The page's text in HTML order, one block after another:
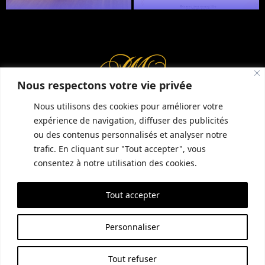
Nous respectons votre vie privée
Nous utilisons des cookies pour améliorer votre
expérience de navigation, diffuser des publicités
ou des contenus personnalisés et analyser notre
trafic. En cliquant sur "Tout accepter", vous
consentez à notre utilisation des cookies.
Personnaliser
Tout refuser
Tout accepter
INFORMATIONS COMPLÉMENTAIRES GUIDE LOCAL
MENTIONS LÉGALES
CONDITIONS GÉNÉRALES DE VENTE (CGV)
POLITIQUE DE CONFIDENTIALITÉ
SITE RÉALISÉ PAR EMPREINTE SEO